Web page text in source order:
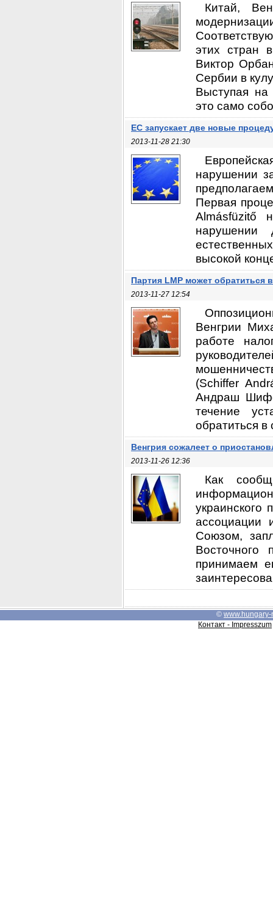
Китай,
этих стран
Виктор
Сербии в
Выступая на
это само
ЕС запускает две новые
2013-11-28 21:30
нарушении
Первая
Almásfüzitő
высокой
Партия LMP может обратиться
2013-11-27 12:54
Венгрии
работе
(Schiffer
Андраш
течение
обратиться в
Венгрия сожалеет о
2013-11-26 12:36
Как
украинского
ассоциации
Союзом,
принимаем
© www.hungary-
Контакт - Impresszum